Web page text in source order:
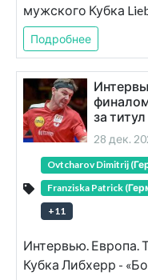
мужского Кубка
Подробнее
за
28 дек.
Ovtcharov Dimitrij
Franziska Patrick
+11
Интервью. Европа.
Кубка Либхерр -